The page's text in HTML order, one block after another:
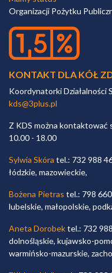
Organizacji Pożytku
KONTAKT DLA KÓŁ
Koordynatorki Działalności
kds@3plus.pl
Z KDS można kontaktować
10.00 - 18.00
Sylwia Skóra tel.: 732 988
łódzkie, mazowieckie,
Bożena Pietras tel.: 798
lubelskie, małopolskie,
Aneta Dorobektel.: 732
dolnośląskie, kujawsko-
warmińsko-mazurskie,